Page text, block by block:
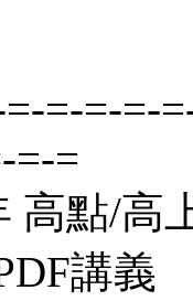
=-=-=-
=-=
高點/高
講義